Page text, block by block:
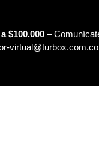
$100.000 –
virtual@turbox.com.co